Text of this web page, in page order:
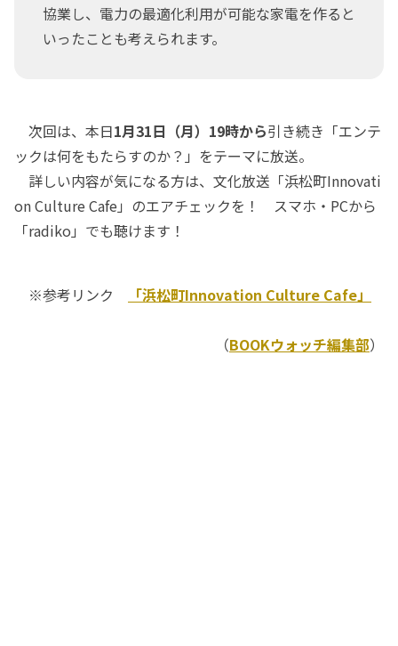
協業し、電力の最適化利用が可能な家電を作ると
いったことも考えられます。
次回は、本日1月31日（月）19時から引き続き「エンテ
ックは何をもたらすのか？」をテーマに放送。
詳しい内容が気になる方は、文化放送「浜松町Innovati
on Culture Cafe」のエアチェックを！ スマホ・PCから
「radiko」でも聴けます！
※参考リンク 「浜松町Innovation Culture Cafe」
（BOOKウォッチ編集部）